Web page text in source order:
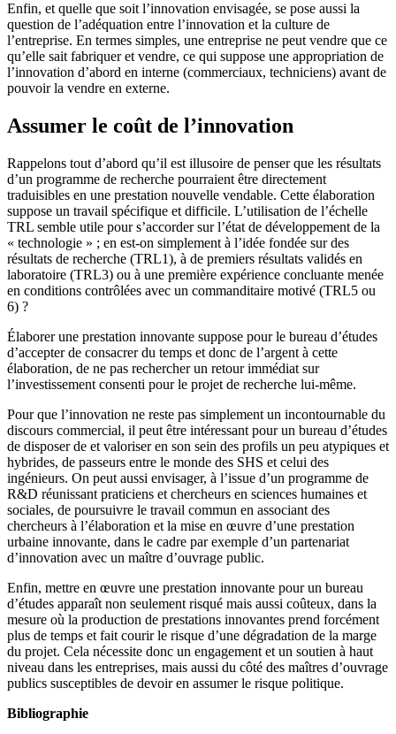
Enfin, et quelle que soit l’innovation envisagée, se pose aussi la
question de l’adéquation entre l’innovation et la culture de
l’entreprise. En termes simples, une entreprise ne peut vendre que ce
qu’elle sait fabriquer et vendre, ce qui suppose une appropriation de
l’innovation d’abord en interne (commerciaux, techniciens) avant de
pouvoir la vendre en externe.
Assumer le coût de l’innovation
Rappelons tout d’abord qu’il est illusoire de penser que les résultats
d’un programme de recherche pourraient être directement
traduisibles en une prestation nouvelle vendable. Cette élaboration
suppose un travail spécifique et difficile. L’utilisation de l’échelle
TRL semble utile pour s’accorder sur l’état de développement de la
« technologie » ; en est-on simplement à l’idée fondée sur des
résultats de recherche (TRL1), à de premiers résultats validés en
laboratoire (TRL3) ou à une première expérience concluante menée
en conditions contrôlées avec un commanditaire motivé (TRL5 ou
6) ?
Élaborer une prestation innovante suppose pour le bureau d’études
d’accepter de consacrer du temps et donc de l’argent à cette
élaboration, de ne pas rechercher un retour immédiat sur
l’investissement consenti pour le projet de recherche lui-même.
Pour que l’innovation ne reste pas simplement un incontournable du
discours commercial, il peut être intéressant pour un bureau d’études
de disposer de et valoriser en son sein des profils un peu atypiques et
hybrides, de passeurs entre le monde des SHS et celui des
ingénieurs. On peut aussi envisager, à l’issue d’un programme de
R&D réunissant praticiens et chercheurs en sciences humaines et
sociales, de poursuivre le travail commun en associant des
chercheurs à l’élaboration et la mise en œuvre d’une prestation
urbaine innovante, dans le cadre par exemple d’un partenariat
d’innovation avec un maître d’ouvrage public.
Enfin, mettre en œuvre une prestation innovante pour un bureau
d’études apparaît non seulement risqué mais aussi coûteux, dans la
mesure où la production de prestations innovantes prend forcément
plus de temps et fait courir le risque d’une dégradation de la marge
du projet. Cela nécessite donc un engagement et un soutien à haut
niveau dans les entreprises, mais aussi du côté des maîtres d’ouvrage
publics susceptibles de devoir en assumer le risque politique.
Bibliographie